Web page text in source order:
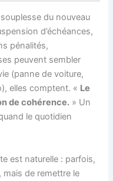
du nouveau
d’échéances,
pénalités,
peuvent sembler
(panne de voiture,
elles comptent. « Le
de cohérence. » Un
le quotidien
est naturelle : parfois,
mais de remettre le